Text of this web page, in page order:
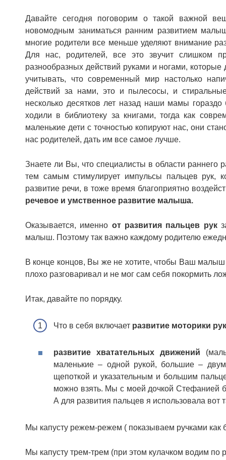
Давайте сегодня поговорим о такой важной
новомодным заниматься ранним развитием
многие родители все меньше уделяют внимание
Для нас, родителей, все это звучит слишком
разнообразных действий руками и ногами,
учитывать, что современный мир настолько
действий за нами, это и пылесосы, и
несколько десятков лет назад наши мамы
ходили в библиотеку за книгами, тогда как
маленькие дети с точностью копируют нас, они
нас родителей, дать им все самое лучше.
Знаете ли Вы, что специалисты в области раннего
тем самым стимулирует импульсы пальцев рук,
развитие речи, в тоже время благоприятно
речевое и умственное развитие малыша.
Оказывается, именно от развития пальцев рук
малыш. Поэтому так важно каждому родителю
В конце концов, Вы же не хотите, чтобы Ваш
плохо разговаривал и не мог сам себя покормить
Итак, давайте по порядку.
Что в себя включает развитие моторики
развитие хватательных движений
маленькие – одной рукой, большие –
щепоткой и указательным и большим
можно взять. Мы с моей дочкой Стефанией
А для развития пальцев я использовала вот
Мы капусту режем-режем ( показываем ручками как
Мы капусту трем-трем (при этом кулачком водим по